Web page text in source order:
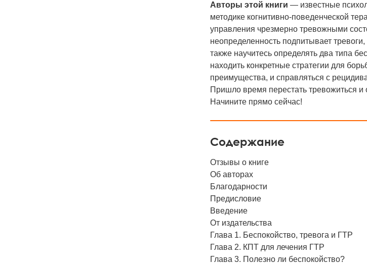
Авторы этой книги — известные
методике когнитивно-поведенческой
управления чрезмерно тревожными
неопределенность подпитывает
также научитесь определять два типа
находить конкретные стратегии для
преимущества, и справляться с
Пришло время перестать тревожиться и
Начините прямо сейчас!
Содержание
Отзывы о книге
Об авторах
Благодарности
Предисловие
Введение
От издательства
Глава 1. Беспокойство, тревога и ГТР
Глава 2. КПТ для лечения ГТР
Глава 3. Полезно ли беспокойство?